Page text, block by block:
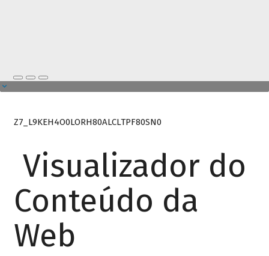
Z7_L9KEH4O0LORH80ALCLTPF80SN0
Visualizador do
Conteúdo da
Web